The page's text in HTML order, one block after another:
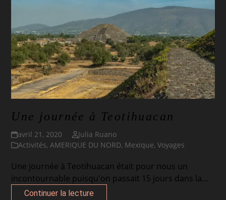
Une journée à Teotihuacan
avril 21, 2020
Julia Ruano
Activités,AMERIQUE DU NORD, Mexique,Voyages
Une journée à Teotihuacan était pour nous un
incontournable puisqu'on passait 15 jours dans la…
Continuer la lecture